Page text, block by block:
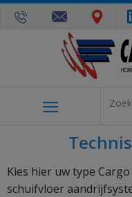
Kies hier uw type
schuifvloer